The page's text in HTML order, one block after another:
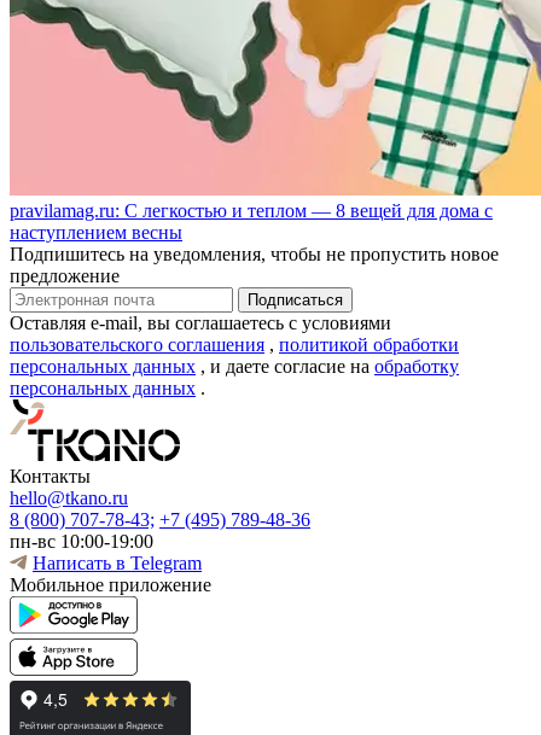
pravilamag.ru: С легкостью и теплом — 8 вещей для дома с
наступлением весны
Подпишитесь на уведомления, чтобы не пропустить новое
предложение
Оставляя e-mail, вы соглашаетесь с условиями
пользовательского соглашения , политикой обработки
персональных данных , и даете согласие на обработку
персональных данных .
Контакты
hello@tkano.ru
8 (800) 707-78-43; +7 (495) 789-48-36
пн-вс 10:00-19:00
Написать в Telegram
Мобильное приложение